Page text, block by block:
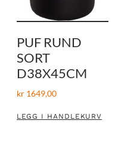
PUF RUND
SORT
D38X45CM
kr1649,00
LEGG I HANDLEKURV